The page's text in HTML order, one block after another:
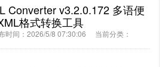
Converter v3.2.0.172 多语便
格式转换工具
间：2026/5/8 07:30:06 当前分类：